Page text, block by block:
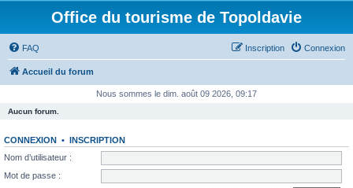
Office du tourisme de Topoldavie
FAQ Connexion
Inscription
Accueil du forum
Nous sommes le dim. août 09 2026, 09:17
Aucun forum.
CONNEXION • INSCRIPTION
Nom d’utilisateur :
Mot de passe :